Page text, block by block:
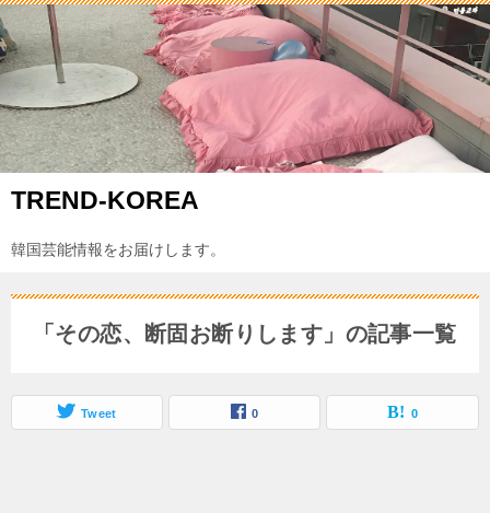
TREND-KOREA
韓国芸能情報をお届けします。
「その恋、断固お断りします」の記事一覧
Tweet 0 0